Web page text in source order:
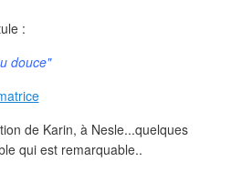
:
douce"
de Karin, à Nesle...quelques
qui est remarquable..